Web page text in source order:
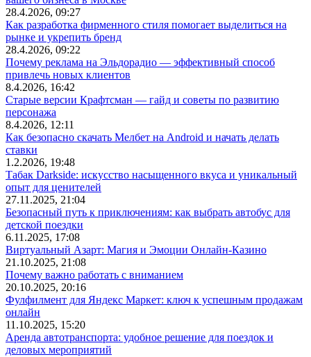
28.4.2026, 09:27
Как разработка фирменного стиля помогает выделиться на
рынке и укрепить бренд
28.4.2026, 09:22
Почему реклама на Эльдорадио — эффективный способ
привлечь новых клиентов
8.4.2026, 16:42
Старые версии Крафтсман — гайд и советы по развитию
персонажа
8.4.2026, 12:11
Как безопасно скачать Мелбет на Android и начать делать
ставки
1.2.2026, 19:48
Табак Darkside: искусство насыщенного вкуса и уникальный
опыт для ценителей
27.11.2025, 21:04
Безопасный путь к приключениям: как выбрать автобус для
детской поездки
6.11.2025, 17:08
Виртуальный Азарт: Магия и Эмоции Онлайн-Казино
21.10.2025, 21:08
Почему важно работать с вниманием
20.10.2025, 20:16
Фулфилмент для Яндекс Маркет: ключ к успешным продажам
онлайн
11.10.2025, 15:20
Аренда автотранспорта: удобное решение для поездок и
деловых мероприятий